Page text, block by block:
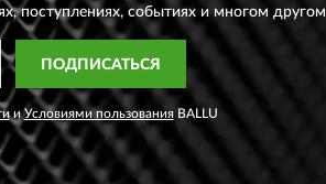
поступлениях, событиях и многом другом
ПОДПИСАТЬСЯ
иУсловиями пользованияBALLU